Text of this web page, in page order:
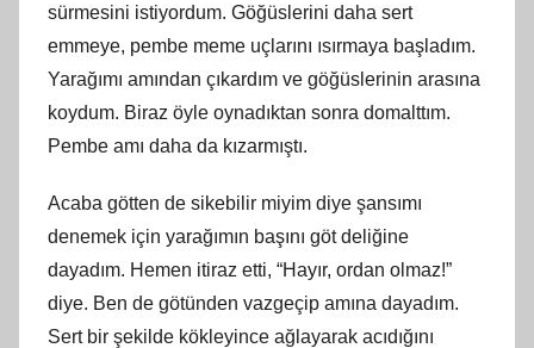
sürmesini istiyordum. Göğüslerini daha sert
emmeye, pembe meme uçlarını ısırmaya başladım.
Yarağımı amından çıkardım ve göğüslerinin arasına
koydum. Biraz öyle oynadıktan sonra domalttım.
Pembe amı daha da kızarmıştı.
Acaba götten de sikebilir miyim diye şansımı
denemek için yarağımın başını göt deliğine
dayadım. Hemen itiraz etti, “Hayır, ordan olmaz!”
diye. Ben de götünden vazgeçip amına dayadım.
Sert bir şekilde kökleyince ağlayarak acıdığını